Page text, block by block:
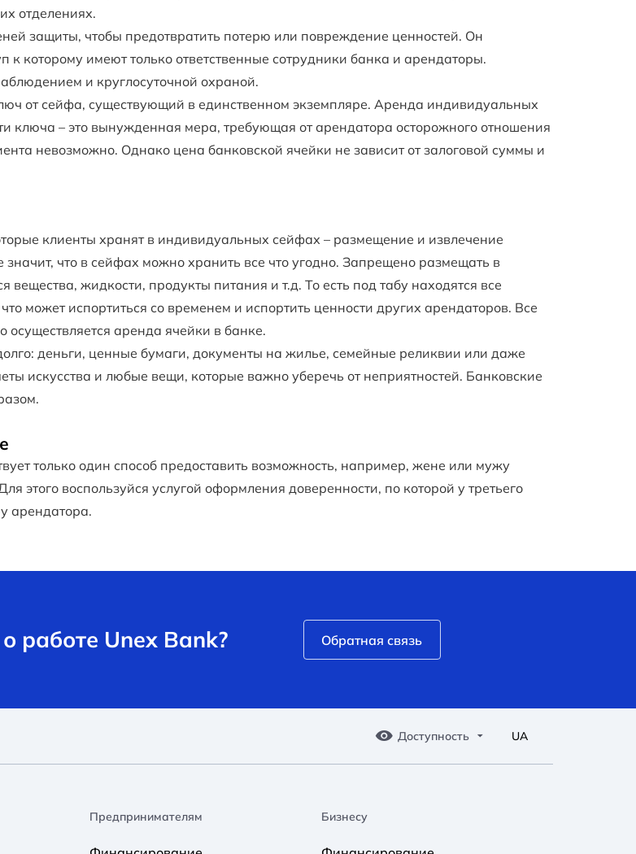
отделениях.
защиты, чтобы предотвратить потерю или повреждение ценностей. Он
которому имеют только ответственные сотрудники банка и арендаторы.
и круглосуточной охраной.
от сейфа, существующий в единственном экземпляре. Аренда индивидуальных
ключа – это вынужденная мера, требующая от арендатора осторожного отношения
невозможно. Однако цена банковской ячейки не зависит от залоговой суммы и
клиенты хранят в индивидуальных сейфах – размещение и извлечение
что в сейфах можно хранить все что угодно. Запрещено размещать в
жидкости, продукты питания и т.д. То есть под табу находятся все
может испортиться со временем и испортить ценности других арендаторов. Все
осуществляется аренда ячейки в банке.
деньги, ценные бумаги, документы на жилье, семейные реликвии или даже
искусства и любые вещи, которые важно уберечь от неприятностей. Банковские
только один способ предоставить возможность, например, жене или мужу
этого воспользуйся услугой оформления доверенности, по которой у третьего
арендатора.
работе Unex Bank? Обратная связь
Доступность
A A
UA
Предпринимателям Бизнесу